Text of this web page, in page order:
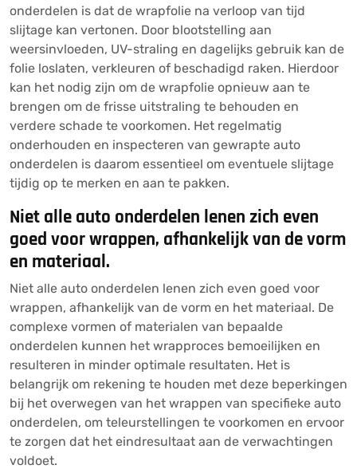
onderdelen is dat de wrapfolie na verloop van tijd
slijtage kan vertonen. Door blootstelling aan
weersinvloeden, UV-straling en dagelijks gebruik kan de
folie loslaten, verkleuren of beschadigd raken. Hierdoor
kan het nodig zijn om de wrapfolie opnieuw aan te
brengen om de frisse uitstraling te behouden en
verdere schade te voorkomen. Het regelmatig
onderhouden en inspecteren van gewrapte auto
onderdelen is daarom essentieel om eventuele slijtage
tijdig op te merken en aan te pakken.
Niet alle auto onderdelen lenen zich even
goed voor wrappen, afhankelijk van de vorm
en materiaal.
Niet alle auto onderdelen lenen zich even goed voor
wrappen, afhankelijk van de vorm en het materiaal. De
complexe vormen of materialen van bepaalde
onderdelen kunnen het wrapproces bemoeilijken en
resulteren in minder optimale resultaten. Het is
belangrijk om rekening te houden met deze beperkingen
bij het overwegen van het wrappen van specifieke auto
onderdelen, om teleurstellingen te voorkomen en ervoor
te zorgen dat het eindresultaat aan de verwachtingen
voldoet.